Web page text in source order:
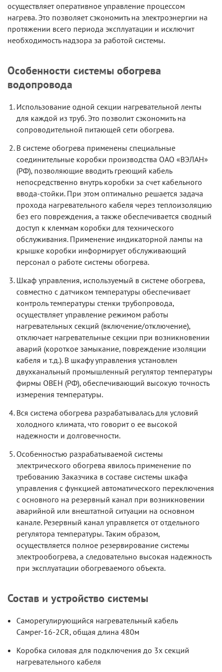
осуществляет оперативное управление процессом
нагрева. Это позволяет сэкономить на электроэнергии на
протяжении всего периода эксплуатации и исключит
необходимость надзора за работой системы.
Особенности системы обогрева
водопровода
Использование одной секции нагревательной ленты
для каждой из труб. Это позволит сэкономить на
сопроводительной питающей сети обогрева.
В системе обогрева применены специальные
соединительные коробки производства ОАО «ВЭЛАН»
(РФ), позволяющие вводить греющий кабель
непосредственно внутрь коробки за счет кабельного
ввода-стойки. При этом оптимально решается задача
прохода нагревательного кабеля через теплоизоляцию
без его повреждения, а также обеспечивается сводный
доступ к клеммам коробки для технического
обслуживания. Применение индикаторной лампы на
крышке коробки информирует обслуживающий
персонал о работе системы обогрева.
Шкаф управления, используемый в системе обогрева,
совместно с датчиком температуры обеспечивает
контроль температуры стенки трубопровода,
осуществляет управление режимом работы
нагревательных секций (включение/отключение),
отключает нагревательные секции при возникновении
аварий (короткое замыкание, повреждение изоляции
кабеля и т.д.). В шкафу управления установлен
двухканальный промышленный регулятор температуры
фирмы ОВЕН (РФ), обеспечивающий высокую точность
измерения температуры.
Вся система обогрева разрабатывалась для условий
холодного климата, что говорит о ее высокой
надежности и долговечности.
Особенностью разрабатываемой системы
электрического обогрева явилось применение по
требованию Заказчика в составе системы шкафа
управления с функцией автоматического переключения
с основного на резервный канал при возникновении
аварийной или внештатной ситуации на основном
канале. Резервный канал управляется от отдельного
регулятора температуры. Таким образом,
осуществляется полное резервирование системы
электрообогрева, а следовательно высокая надежность
при эксплуатации обогреваемого объекта.
Состав и устройство системы
Саморегулирующийся нагревательный кабель
Самрег-16-2CR, общая длина 480м
Коробка силовая для подключения до 3х секций
нагревательного кабеля